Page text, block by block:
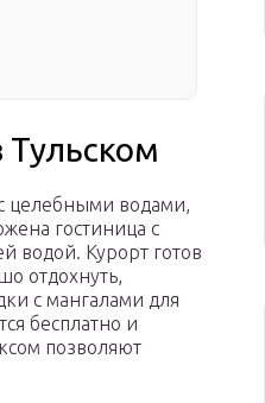
целебными водами,
гостиница с
водой. Курорт готов
отдохнуть,
с мангалами для
бесплатно и
позволяют